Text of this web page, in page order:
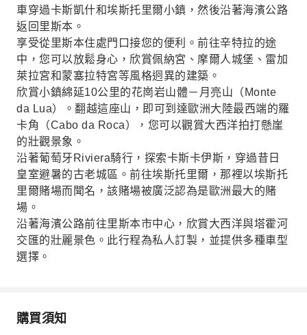
車穿過卡斯凱什和埃斯托里爾小鎮，然後沿著海濱公路
返回里斯本。
享受從里斯本住處門口接您的便利。前往辛特拉的途
中，您可以放鬆身心，欣賞佩納宮、摩爾人城堡、雷加
萊拉宮和蒙塞拉特宮等風格迥異的建築。
欣賞小鎮綿延10公里的花崗岩山體－月亮山（Monte
da Lua）。翻越這座山，即可到達歐洲大陸最西端的羅
卡角（Cabo da Roca），您可以觀賞大西洋拍打懸崖
的壯觀景象。
沿著葡萄牙Riviera騎行，探索卡斯卡伊斯，穿過昔日
皇室避暑的古老城區。前往埃斯托里爾，那裡以埃斯托
里爾賭場而聞名，該賭場被廣泛認為是歐洲最大的賭
場。
沿著海濱公路前往里斯本市中心，欣賞大西洋與塔霍河
交匯的壯麗景色。此行程為私人訂製，並提供多種車型
選擇。
購買須知